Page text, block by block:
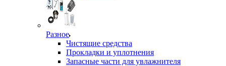
Разное
Чистящие средства
Прокладки и уплотнения
Запасные части для увлажнителя